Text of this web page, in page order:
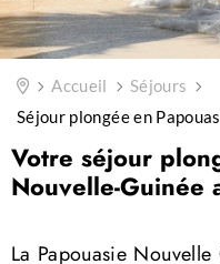
Accueil
Séjours
Séjour plongée en
Votre séjour
Nouvelle-Guinée
La Papouasie